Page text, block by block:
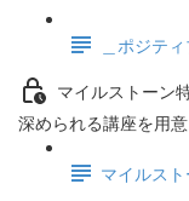
＿ポジテ
マイルストーン
深められる講座を用意
マイルス